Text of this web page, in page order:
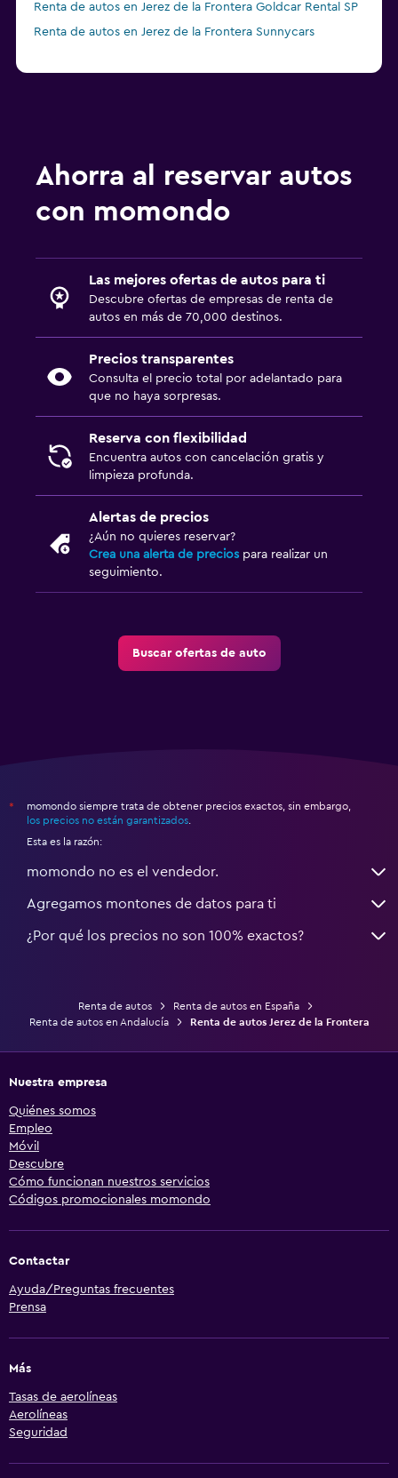
Renta de autos en Jerez de la Frontera Goldcar Rental SP
Renta de autos en Jerez de la Frontera Sunnycars
Ahorra al reservar autos
con momondo
Las mejores ofertas de autos para ti
Descubre ofertas de empresas de renta de
autos en más de 70,000 destinos.
Precios transparentes
Consulta el precio total por adelantado para
que no haya sorpresas.
Reserva con flexibilidad
Encuentra autos con cancelación gratis y
limpieza profunda.
Alertas de precios
¿Aún no quieres reservar?
Crea una alerta de precios para realizar un
seguimiento.
Buscar ofertas de auto
*
momondo siempre trata de obtener precios exactos, sin embargo,
los precios no están garantizados
Esta es la razón:
momondo no es el vendedor.
Agregamos montones de datos para ti
¿Por qué los precios no son 100% exactos?
Renta de autos
Renta de autos en España
Renta de autos en Andalucía
Renta de autos Jerez de la Frontera
Nuestra empresa
Quiénes somos
Empleo
Móvil
Descubre
Cómo funcionan nuestros servicios
Códigos promocionales momondo
Contactar
Ayuda/Preguntas frecuentes
Prensa
Más
Tasas de aerolíneas
Aerolíneas
Seguridad